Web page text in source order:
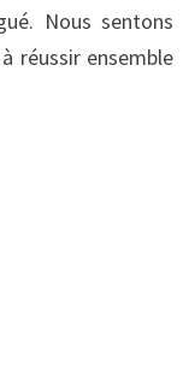
Nous sentons
réussir ensemble